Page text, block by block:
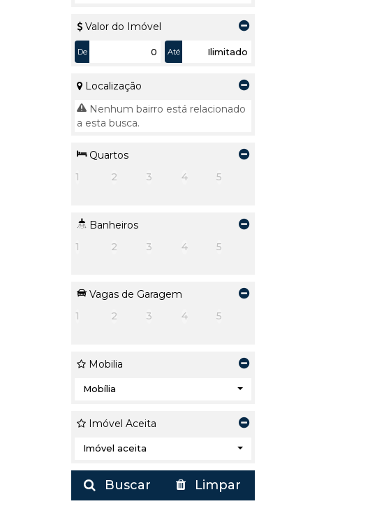
Valor do Imóvel
De Até
Localização
Nenhum bairro está relacionado
a esta busca.
Quartos
1
2 3 4 5
Banheiros
1
2 3 4 5
Vagas de Garagem
1
2 3 4 5
Mobilia
Mobília
Imóvel Aceita
Imóvel aceita
Buscar Limpar